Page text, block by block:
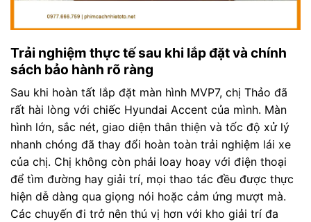
Trải nghiệm thực tế sau khi lắp đặt và chính
sách bảo hành rõ ràng
Sau khi hoàn tất lắp đặt màn hình MVP7, chị Thảo đã
rất hài lòng với chiếc Hyundai Accent của mình. Màn
hình lớn, sắc nét, giao diện thân thiện và tốc độ xử lý
nhanh chóng đã thay đổi hoàn toàn trải nghiệm lái xe
của chị. Chị không còn phải loay hoay với điện thoại
để tìm đường hay giải trí, mọi thao tác đều được thực
hiện dễ dàng qua giọng nói hoặc cảm ứng mượt mà.
Các chuyến đi trở nên thú vị hơn với kho giải trí đa